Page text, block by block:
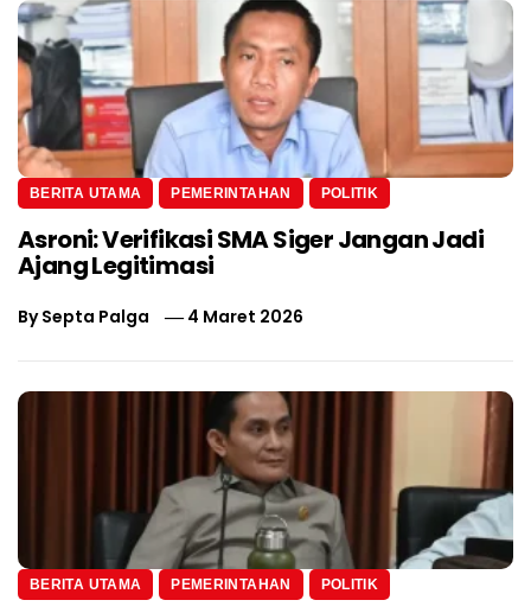
BERITA UTAMA PEMERINTAHAN POLITIK
Asroni: Verifikasi SMA Siger Jangan Jadi
Ajang Legitimasi
BySepta Palga 4 Maret 2026
BERITA UTAMA PEMERINTAHAN POLITIK